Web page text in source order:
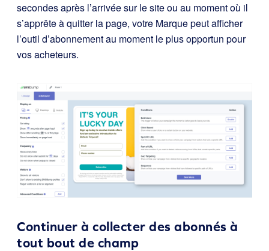
secondes après l’arrivée sur le site ou au moment où il
s’apprête à quitter la page, votre Marque peut afficher
l’outil d’abonnement au moment le plus opportun pour
vos acheteurs.
Continuer à collecter des abonnés à
tout bout de champ